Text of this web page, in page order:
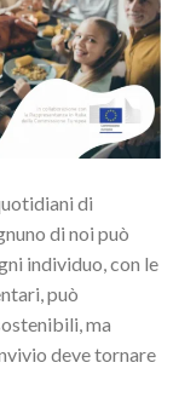
di
di noi può
individuo, con le
può
ma
deve tornare